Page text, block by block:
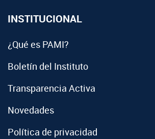
INSTITUCIONAL
¿Qué es PAMI?
Boletín del Instituto
Transparencia Activa
Novedades
Política de privacidad